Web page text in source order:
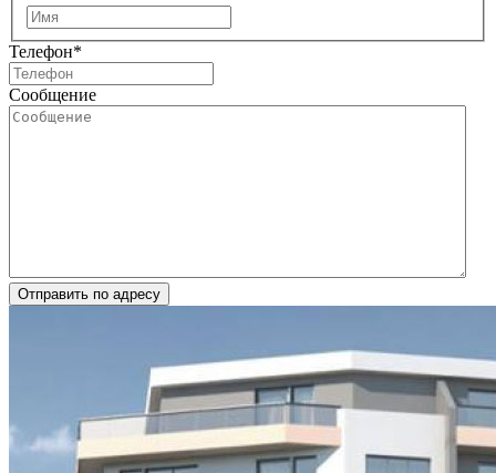
Телефон*
Сообщение
Отправить по адресу